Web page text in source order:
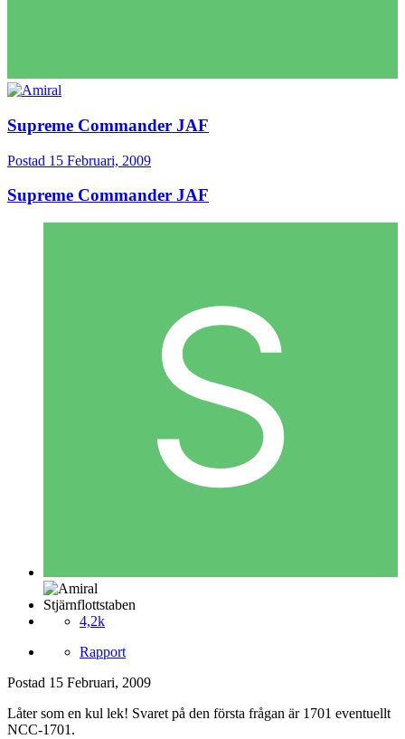
Supreme Commander JAF
Postad 15 Februari, 2009
Supreme Commander JAF
Stjärnflottstaben
4,2k
Rapport
Postad 15 Februari, 2009
Låter som en kul lek! Svaret på den första frågan är 1701 eventuellt
NCC-1701.